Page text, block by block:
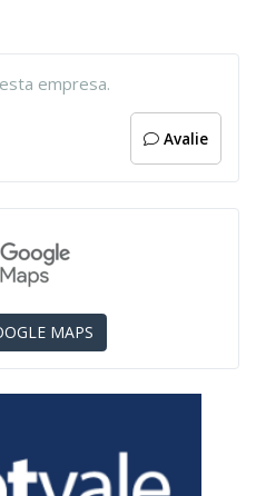
empresa.
Avalie
MAPS